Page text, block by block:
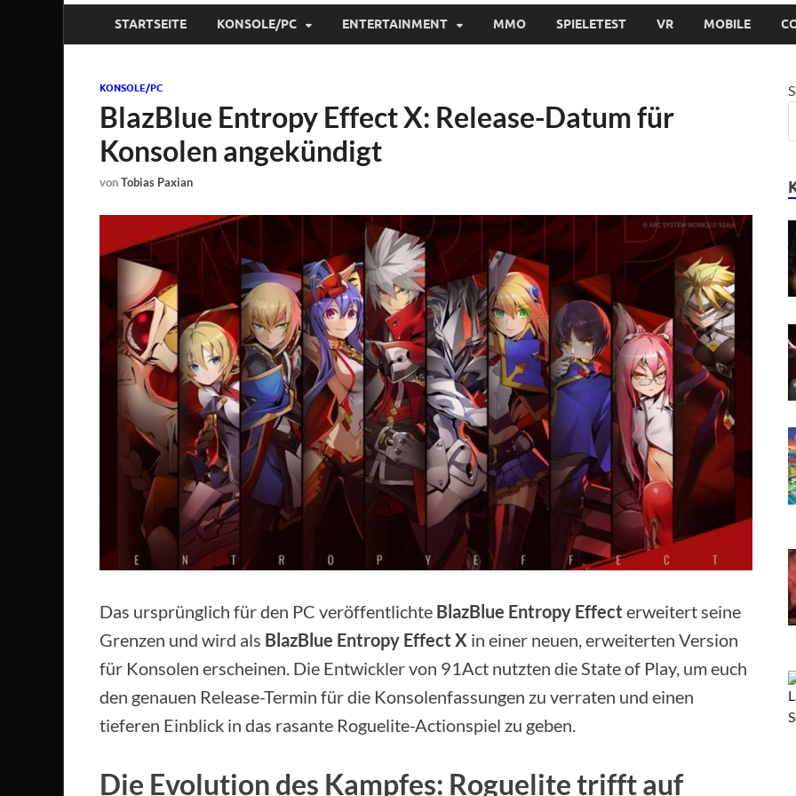
STARTSEITE KONSOLE/PC ENTERTAINMENT MMO SPIELETEST VR MOBILE
KONSOLE/PC
BlazBlue Entropy Effect X: Release-Datum für
Konsolen angekündigt
vonTobias Paxian
Das ursprünglich für den PC veröffentlichte BlazBlue Entropy Effect erweitert seine
Grenzen und wird als BlazBlue Entropy Effect X in einer neuen, erweiterten Version
für Konsolen erscheinen. Die Entwickler von 91Act nutzten die State of Play, um euch
den genauen Release-Termin für die Konsolenfassungen zu verraten und einen
tieferen Einblick in das rasante Roguelite-Actionspiel zu geben.
Die Evolution des Kampfes: Roguelite trifft auf